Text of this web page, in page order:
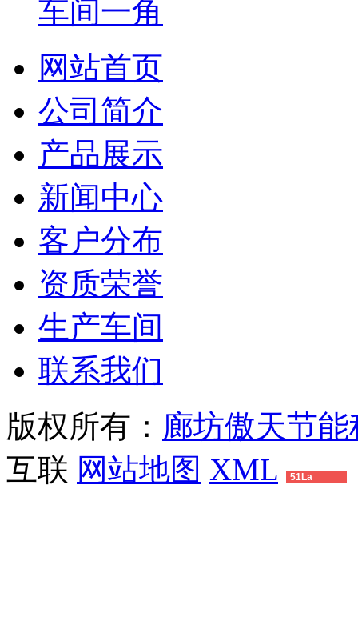
车间一角
网站首页
公司简介
产品展示
新闻中心
客户分布
资质荣誉
生产车间
联系我们
版权所有： 廊坊傲天节
互联 网站地图 XML 51La